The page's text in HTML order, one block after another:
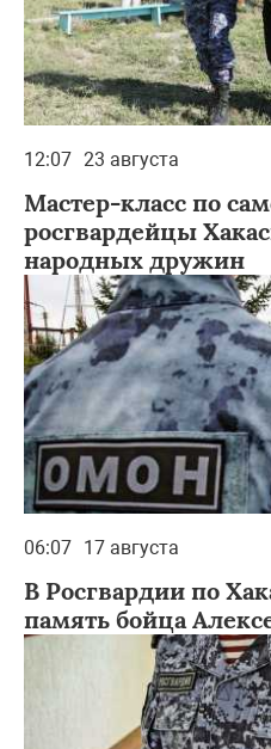
12:07 23 августа
Мастер-класс по
росгвардейцы
народных дружин
06:07 17 августа
В Росгвардии по
память бойца